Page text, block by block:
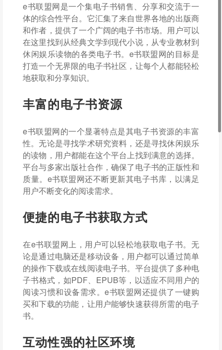
e书联盟网是一个集电子书销售、分享和交流于一
体的综合性平台。它汇集了来自世界各地的出版商
和作者，提供了一个广阔的电子书市场。用户可以
在这里找到从经典文学到现代小说，从专业教材到
休闲娱乐读物的各类电子书。e书联盟网的目标是
打造一个无界限的电子书社区，让每个人都能轻松
地获取和分享知识。
丰富的电子书资源
e书联盟网的一个显著特点是其电子书资源的丰富
性。无论是寻找学术研究资料，还是寻找休闲娱乐
的读物，用户都能在这个平台上找到满意的选择。
平台与多家出版社合作，确保了电子书的正版性和
质量。e书联盟网还不断更新其电子书库，以满足
用户不断变化的阅读需求。
便捷的电子书获取方式
在e书联盟网上，用户可以轻松地获取电子书。无
论是通过电脑还是移动设备，用户都可以通过简单
的操作下载或在线阅读电子书。平台提供了多种电
子书格式，如PDF、EPUB等，以适应不同用户的
阅读习惯和设备需求。e书联盟网还提供了一键购
买和下载的功能，让用户能够快速获得所需的电子
书。
互动性强的社区环境